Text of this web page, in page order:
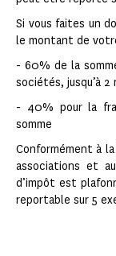
Si vous faites un
le montant de
- 60% de la
sociétés, jusqu’à 2
- 40% pour la
somme
Conformément à
associations et
d’impôt est
reportable sur 5